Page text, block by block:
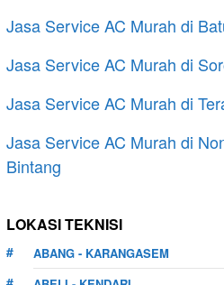
Jasa Service AC Murah di
Jasa Service AC Murah di
Jasa Service AC Murah di
Jasa Service AC Murah di
Bintang
LOKASI TEKNISI
ABANG - KARANGASEM